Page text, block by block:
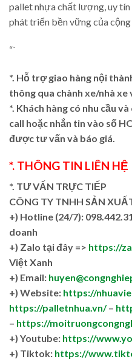
pallet nhựa chất lượng, uy
phát triển bền vững của
“`
*. Hỗ trợ giao hàng nội
thông qua chành xe/nhà xe
*. Khách hàng có nhu cầu
call hoặc nhắn tin vào số
được tư vấn và báo giá.
*. THÔNG TIN LIÊN HỆ
*. TƯ VẤN TRỰC TIẾP
CÔNG TY TNHH SẢN
+) Hotline (24/7):
doanh
+) Zalo tại đây => https://
Việt Xanh
+) Email:
+) Website: https://
https://palletnhua.vn/–
– https://
+) Youtube: https://
+) Tiktok: https://